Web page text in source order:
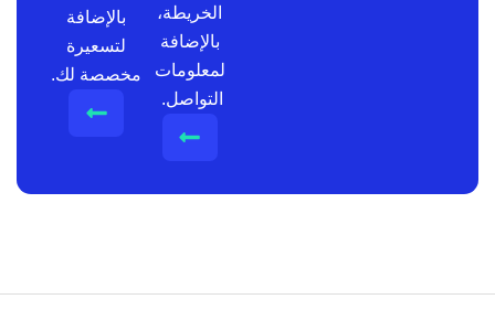
الخريطة،
بالإضافة
لمعلومات
التواصل.
بالإضافة
لتسعيرة
مخصصة لك.